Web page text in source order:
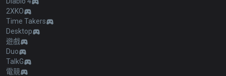
2XKO
Time Takers
Desktop
遊戲
Duo
TalkG
電競